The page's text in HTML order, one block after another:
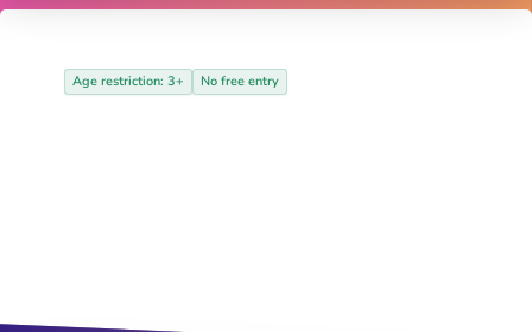
Age restriction: 3+ No free entry